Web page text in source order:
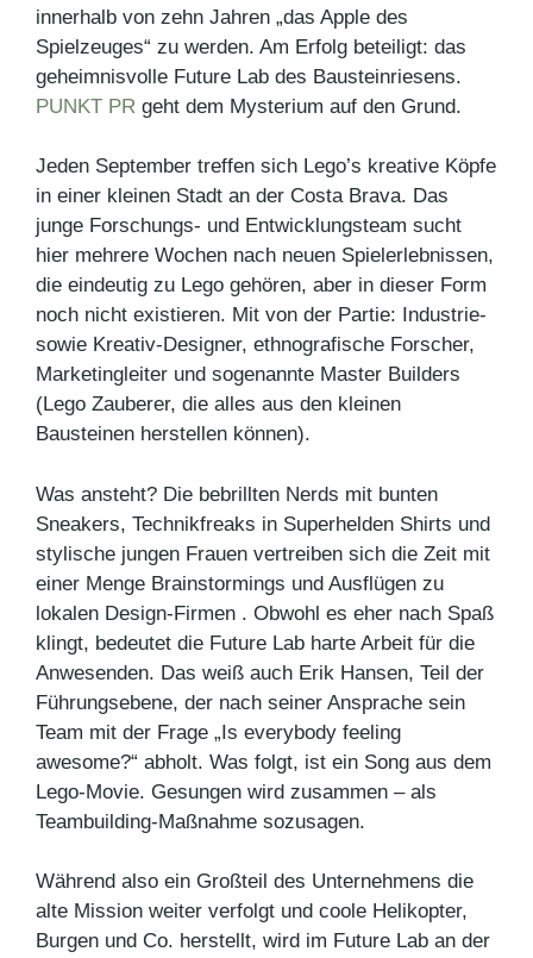
innerhalb von zehn Jahren „das Apple des
Spielzeuges“ zu werden. Am Erfolg beteiligt: das
geheimnisvolle Future Lab des Bausteinriesens.
PUNKT PR geht dem Mysterium auf den Grund.
Jeden September treffen sich Lego’s kreative Köpfe
in einer kleinen Stadt an der Costa Brava. Das
junge Forschungs- und Entwicklungsteam sucht
hier mehrere Wochen nach neuen Spielerlebnissen,
die eindeutig zu Lego gehören, aber in dieser Form
noch nicht existieren. Mit von der Partie: Industrie-
sowie Kreativ-Designer, ethnografische Forscher,
Marketingleiter und sogenannte Master Builders
(Lego Zauberer, die alles aus den kleinen
Bausteinen herstellen können).
Was ansteht? Die bebrillten Nerds mit bunten
Sneakers, Technikfreaks in Superhelden Shirts und
stylische jungen Frauen vertreiben sich die Zeit mit
einer Menge Brainstormings und Ausflügen zu
lokalen Design-Firmen . Obwohl es eher nach Spaß
klingt, bedeutet die Future Lab harte Arbeit für die
Anwesenden. Das weiß auch Erik Hansen, Teil der
Führungsebene, der nach seiner Ansprache sein
Team mit der Frage „Is everybody feeling
awesome?“ abholt. Was folgt, ist ein Song aus dem
Lego-Movie. Gesungen wird zusammen – als
Teambuilding-Maßnahme sozusagen.
Während also ein Großteil des Unternehmens die
alte Mission weiter verfolgt und coole Helikopter,
Burgen und Co. herstellt, wird im Future Lab an der